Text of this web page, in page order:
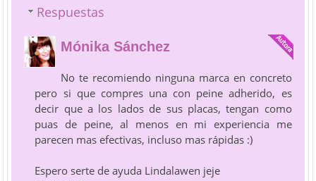
Respuestas
Mónika Sánchez
No te recomiendo ninguna marca en concreto
pero si que compres una con peine adherido, es
decir que a los lados de sus placas, tengan como
puas de peine, al menos en mi experiencia me
parecen mas efectivas, incluso mas rápidas :)
Espero serte de ayuda Lindalawen jeje